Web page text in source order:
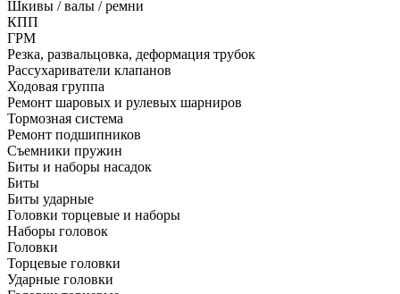
Шкивы / валы / ремни
КПП
ГРМ
Резка, развальцовка, деформация трубок
Рассухариватели клапанов
Ходовая группа
Ремонт шаровых и рулевых шарниров
Тормозная система
Ремонт подшипников
Съемники пружин
Биты и наборы насадок
Биты
Биты ударные
Головки торцевые и наборы
Наборы головок
Головки
Торцевые головки
Ударные головки